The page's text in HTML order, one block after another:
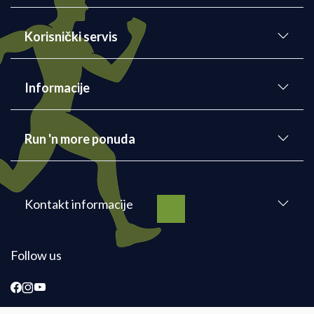
Korisnički servis
Informacije
Run 'n more ponuda
Kontakt informacije
Follow us